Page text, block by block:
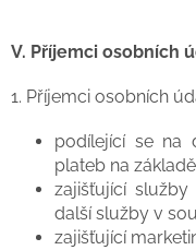
V. Příjemci osobních
1. Příjemci osobních
podílející se na
plateb na
zajišťující
další služby v
zajišťující